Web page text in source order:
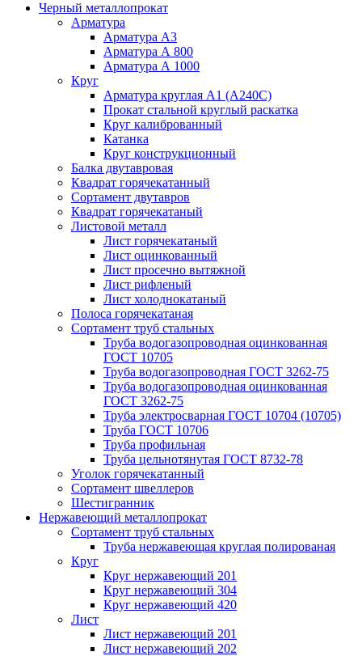
Черный металлопрокат
Арматура
Арматура А3
Арматура А 800
Арматура А 1000
Круг
Арматура круглая А1 (А240C)
Прокат стальной круглый раскатка
Круг калиброванный
Катанка
Круг конструкционный
Балка двутавровая
Квадрат горячекатанный
Сортамент двутавров
Квадрат горячекатаный
Листовой металл
Лист горячекатаный
Лист оцинкованный
Лист просечно вытяжной
Лист рифленый
Лист холоднокатаный
Полоса горячекатаная
Сортамент труб стальных
Труба водогазопроводная оцинкованная
ГОСТ 10705
Труба водогазопроводная ГОСТ 3262-75
Труба водогазопроводная оцинкованная
ГОСТ 3262-75
Труба электросварная ГОСТ 10704 (10705)
Труба ГОСТ 10706
Труба профильная
Труба цельнотянутая ГОСТ 8732-78
Уголок горячекатанный
Сортамент швеллеров
Шестигранник
Нержавеющий металлопрокат
Сортамент труб стальных
Труба нержавеющая круглая полированая
Круг
Круг нержавеющий 201
Круг нержавеющий 304
Круг нержавеющий 420
Лист
Лист нержавеющий 201
Лист нержавеющий 202